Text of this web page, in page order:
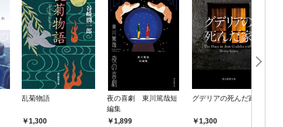
乱菊物語
1,300
夜の喜劇 東川篤哉短
編集
1,899
グデリアの死んだ家
1,300